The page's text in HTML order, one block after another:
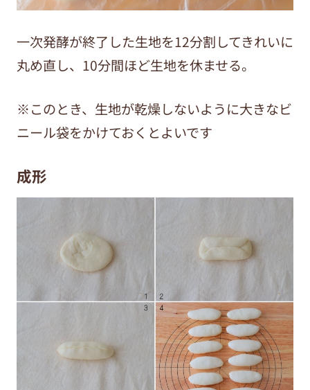
一次発酵が終了した生地を12分割してきれいに
丸め直し、10分間ほど生地を休ませる。
※このとき、生地が乾燥しないように大きなビ
ニール袋をかけておくとよいです
成形